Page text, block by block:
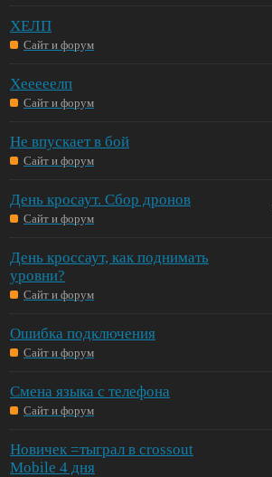
ХЕЛП
Сайт и форум
Хееееелп
Сайт и форум
Не впускает в бой
Сайт и форум
День кросаут. Сбор дронов
Сайт и форум
День кроссаут, как поднимать
уровни?
Сайт и форум
Ошибка подключения
Сайт и форум
Смена языка с телефона
Сайт и форум
Новичек =тыграл в crossout
Mobile 4 дня